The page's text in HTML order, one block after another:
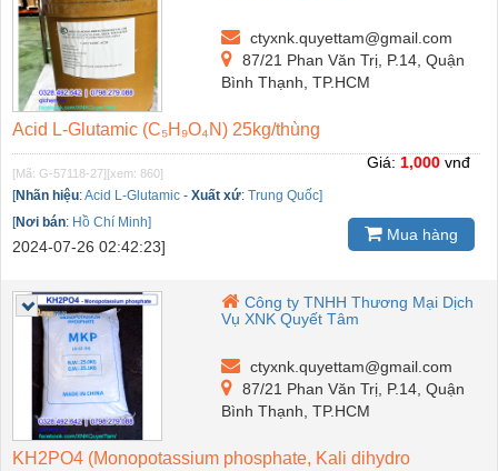
ctyxnk.quyettam@gmail.com
87/21 Phan Văn Trị, P.14, Quận
Bình Thạnh, TP.HCM
Acid L-Glutamic (C₅H₉O₄N) 25kg/thùng
[Mã: G-57118-27][xem: 860]
[Nhãn hiệu:Acid L-Glutamic - Xuất xứ: Trung Quốc]
[Nơi bán: Hồ Chí Minh]
2024-07-26 02:42:23]
Giá: 1,000 vnđ
Mua hàng
Công ty TNHH Thương Mại Dịch
Vụ XNK Quyết Tâm
ctyxnk.quyettam@gmail.com
87/21 Phan Văn Trị, P.14, Quận
Bình Thạnh, TP.HCM
KH2PO4 (Monopotassium phosphate, Kali dihydro